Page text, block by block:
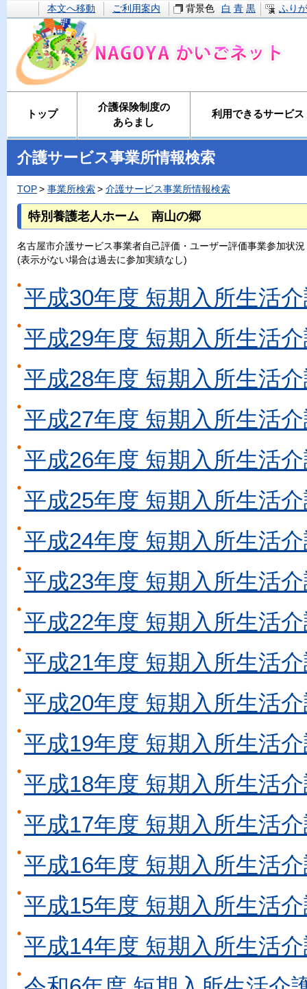
本文へ移動 ご利用案内 背景色 白 青 黒 ふり
トップ
介護保険制度の
あらまし
利用できるサービス
介護サービス事業所情報検索
TOP 事業所検索 介護サービス事業所情報検索
特別養護老人ホーム 南山の郷
名古屋市介護サービス事業者自己評価・ユーザー評価事業参加状況
(表示がない場合は過去に参加実績なし)
平成30年度 短期入所生活
平成29年度 短期入所生活
平成28年度 短期入所生活
平成27年度 短期入所生活
平成26年度 短期入所生活
平成25年度 短期入所生活
平成24年度 短期入所生活
平成23年度 短期入所生活
平成22年度 短期入所生活
平成21年度 短期入所生活
平成20年度 短期入所生活
平成19年度 短期入所生活
平成18年度 短期入所生活
平成17年度 短期入所生活
平成16年度 短期入所生活
平成15年度 短期入所生活
平成14年度 短期入所生活